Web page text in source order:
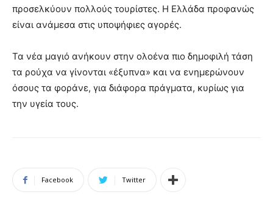
προσελκύουν πολλούς τουρίστες. Η Ελλάδα προφανώς
είναι ανάμεσα στις υποψήφιες αγορές.
Τα νέα μαγιό ανήκουν στην ολοένα πιο δημοφιλή τάση
τα ρούχα να γίνονται «έξυπνα» και να ενημερώνουν
όσους τα φοράνε, για διάφορα πράγματα, κυρίως για
την υγεία τους.
Facebook Twitter